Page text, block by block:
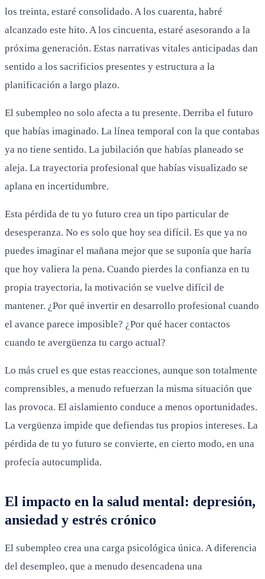
los treinta, estaré consolidado. A los cuarenta, habré
alcanzado este hito. A los cincuenta, estaré asesorando a la
próxima generación. Estas narrativas vitales anticipadas dan
sentido a los sacrificios presentes y estructura a la
planificación a largo plazo.
El subempleo no solo afecta a tu presente. Derriba el futuro
que habías imaginado. La línea temporal con la que contabas
ya no tiene sentido. La jubilación que habías planeado se
aleja. La trayectoria profesional que habías visualizado se
aplana en incertidumbre.
Esta pérdida de tu yo futuro crea un tipo particular de
desesperanza. No es solo que hoy sea difícil. Es que ya no
puedes imaginar el mañana mejor que se suponía que haría
que hoy valiera la pena. Cuando pierdes la confianza en tu
propia trayectoria, la motivación se vuelve difícil de
mantener. ¿Por qué invertir en desarrollo profesional cuando
el avance parece imposible? ¿Por qué hacer contactos
cuando te avergüenza tu cargo actual?
Lo más cruel es que estas reacciones, aunque son totalmente
comprensibles, a menudo refuerzan la misma situación que
las provoca. El aislamiento conduce a menos oportunidades.
La vergüenza impide que defiendas tus propios intereses. La
pérdida de tu yo futuro se convierte, en cierto modo, en una
profecía autocumplida.
El impacto en la salud mental: depresión,
ansiedad y estrés crónico
El subempleo crea una carga psicológica única. A diferencia
del desempleo, que a menudo desencadena una